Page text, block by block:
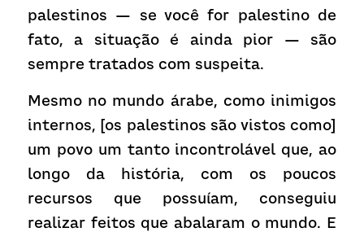
palestinos — se você for palestino de
fato, a situação é ainda pior — são
sempre tratados com suspeita.
Mesmo no mundo árabe, como inimigos
internos, [os palestinos são vistos como]
um povo um tanto incontrolável que, ao
longo da história, com os poucos
recursos que possuíam, conseguiu
realizar feitos que abalaram o mundo. E